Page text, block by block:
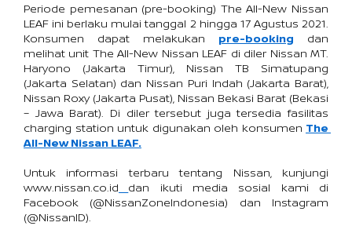
Periode pemesanan (pre-booking) The All-New Nissan
LEAF ini berlaku mulai tanggal 2 hingga 17 Agustus 2021.
Konsumen dapat melakukan pre-booking dan
melihat unit The All-New Nissan LEAF di diler Nissan MT.
Haryono (Jakarta Timur), Nissan TB Simatupang
(Jakarta Selatan) dan Nissan Puri Indah (Jakarta Barat),
Nissan Roxy (Jakarta Pusat), Nissan Bekasi Barat (Bekasi
– Jawa Barat). Di diler tersebut juga tersedia fasilitas
charging station untuk digunakan oleh konsumen The
All-New Nissan LEAF.
www.nissan.co.id
dan ikuti media sosial kami di
Facebook (@NissanZoneIndonesia) dan Instagram
(@NissanID).